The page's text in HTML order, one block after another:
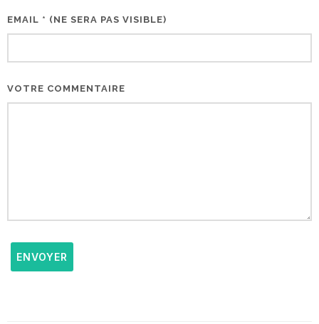
EMAIL * (NE SERA PAS VISIBLE)
VOTRE COMMENTAIRE
ENVOYER